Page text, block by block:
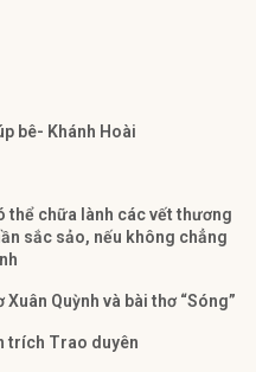
bê- Khánh Hoài
thể chữa lành các vết thương
sắc sảo, nếu không chẳng
Quỳnh và bài thơ “Sóng”
trích Trao duyên